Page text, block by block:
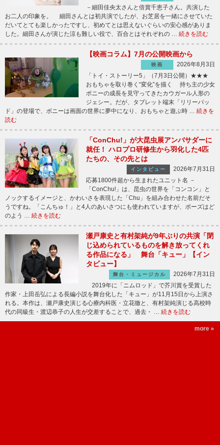
－細田佳央太さんと倍賞千恵子さん。共演した
お二人の印象を。 細田さんとは初共演でしたが、お芝居を一緒にさせていた
だいてとても楽しかったですし、初めてとは思えないぐらいの安心感がありま
した。細田さんが演じた涼も難しい役で、百合とはそれぞれの … 続きを読む
【映画コラム】7月の公開映画から
映画
2026年8月3日
「トイ・ストーリー5」（7月3日公開）★★★
おもちゃを取り巻く“変化”を描く 持ち主の少女
ボニーの成長を見守ってきたカウガール人形の
ジェシー。だが、タブレット端末「リリーパッ
ド」の登場で、ボニーは画面の世界に夢中になり、おもちゃと遊ぶ時 … 続きを
読む
「ConChu!」が大昆虫展アンバサダーに
就任！ ハロプロ研修生から羽化した4匹
たちの、その先とは
インタビュー
2026年7月31日
応募1800件超から生まれたユニット名 －
「ConChu!」は、昆虫の世界を「コンコン」と
ノックするイメージと、かわいさを表現した「Chu」を組み合わせた名前だそ
うですね。「こんちゅ！」と4人のあいさつにも使われていますが、ポーズはど
のよう … 続きを読む
瀬戸康史と有村架純が9年ぶりの共演「閉
じ込められているものを解き放ってくれ
る作品になる」 舞台「キュー」【イン
タビュー】
舞台・ミュージカル
2026年7月31日
2019年に「ニムロッド」で芥川賞を受賞した
作家・上田岳弘による長編小説を舞台化した「キュー」が11月15日から上演さ
れる。本作は、瀬戸康史演じる心療内科医・立花徹と、有村架純演じる高校時
代の同級生・渡辺恭子の人生が交差することで、過去・ … 続きを読む
more »